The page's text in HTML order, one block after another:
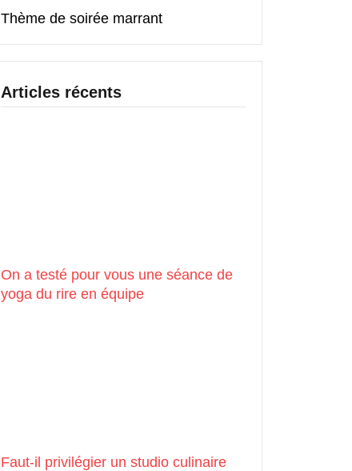
Thème de soirée marrant
Articles récents
On a testé pour vous une séance de
yoga du rire en équipe
Faut-il privilégier un studio culinaire